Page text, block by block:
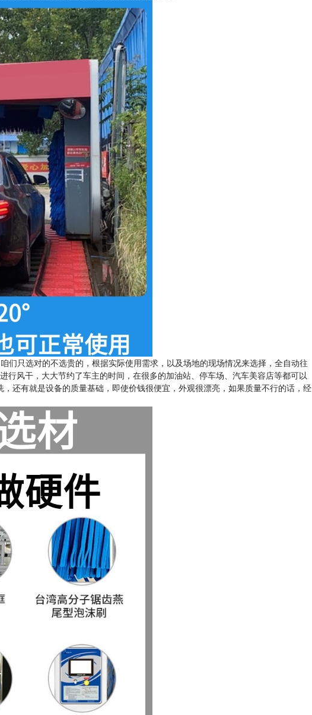
们只选对的不选贵的，根据实际使用需求，以及场地的现场情况来选择，全自动往
行风干，大大节约了车主的时间，在很多的加油站、停车场、汽车美容店等都可以
还有就是设备的质量基础，即使价钱很便宜，外观很漂亮，如果质量不行的话，经